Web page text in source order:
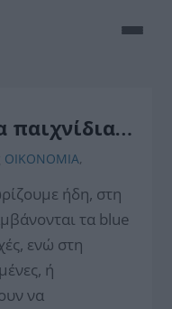
παιχνίδια…
ΟΙΚΟΝΟΜΙΑ,
ήδη, στη
τα blue
ενώ στη
ή
να